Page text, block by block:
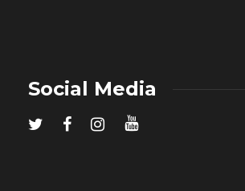
Social Media